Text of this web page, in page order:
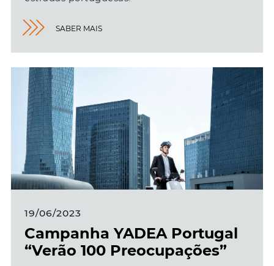
SABER MAIS
19/06/2023
Campanha YADEA Portugal
“Verão 100 Preocupações”